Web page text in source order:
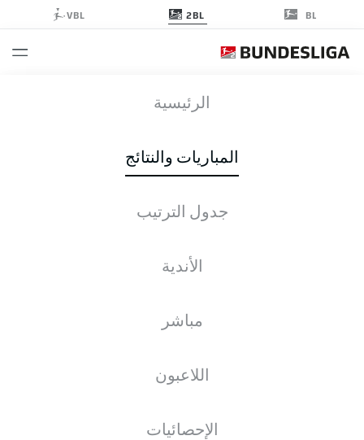
BL
2BL
VBL
الرئيسية
المباريات والنتائج
جدول الترتيب
الأندية
مباشر
اللاعبون
الإحصائيات
الأخبار التشكيلات الإحصائيات
انطلاق المباراة.